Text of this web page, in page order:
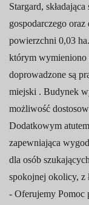
Stargard,
gospodarczego
powierzchni 0,03
którym wymieniono
doprowadzone są
miejski . Budynek
możliwość
Dodatkowym
zapewniająca
dla osób
spokojnej okolicy, z
- Oferujemy Pomoc